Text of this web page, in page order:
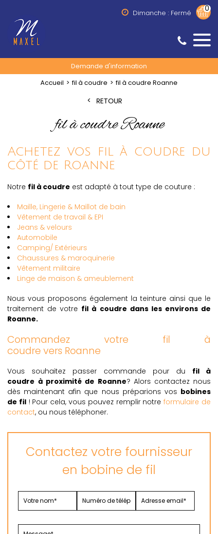
Dimanche : Fermé 0
Demande d'information
Accueil
fil à coudre fil à coudre Roanne
RETOUR
fil à coudre Roanne
Achetez vos fil à coudre du
côté de Roanne
Notre fil à coudre est adapté à tout type de couture :
Maille, Lingerie & Maillot de bain
Vêtement de travail & EPI
Jeans & velours
Automobile
Camping/ Extérieurs
Chaussures & maroquinerie
Vêtement militaire
Linge de maison & ameublement
Nous vous proposons également la teinture ainsi que le
traitement de votre fil à coudre dans les environs de
Roanne.
Commandez votre fil à
coudre vers Roanne
Vous souhaitez passer commande pour du fil à
coudre à proximité de Roanne? Alors contactez nous
dès maintenant afin que nous préparions vos bobines
de fil! Pour cela, vous pouvez remplir notreformulaire de
contact, ou nous téléphoner.
Contactez votre fournisseur
en bobine de fil